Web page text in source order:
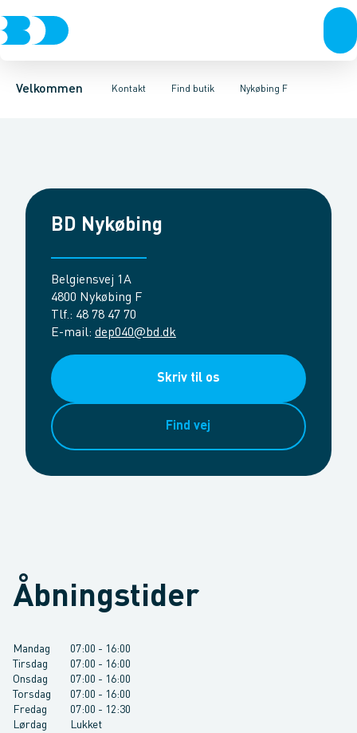
Velkommen Kontakt
ProdukterFordeleTest og inputBD+Tilgiftskampagne
Find butik
Kundeservice Om Brødrene DahlKompetencecentre
Nykøbing F
BallerupBirkerød Brøndby EsbjergRejsbygade 014Fredericia
BD Nykøbing
Belgiensvej 1A
4800 Nykøbing F
Tlf.: 48 78 47 70
E-mail: dep040@bd.dk
Skriv til os
Find vej
Åbningstider
Mandag 07:00 - 16:00
Tirsdag
07:00 - 16:00
Onsdag
07:00 - 16:00
Torsdag
07:00 - 16:00
Fredag
07:00 - 12:30
Lørdag
Lukket